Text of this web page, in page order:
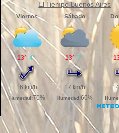
El Tiempo Buenos Aires